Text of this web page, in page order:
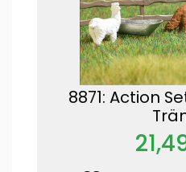
8871: Action